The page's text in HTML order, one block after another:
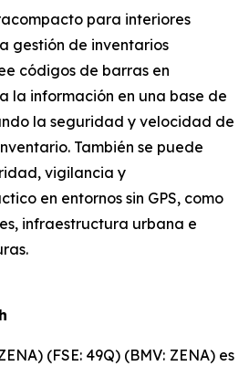
para interiores
gestión de inventarios
códigos de barras en
la información en una base de
la seguridad y velocidad de
También se puede
vigilancia y
en entornos sin GPS, como
infraestructura urbana e
(FSE: 49Q) (BMV: ZENA) es